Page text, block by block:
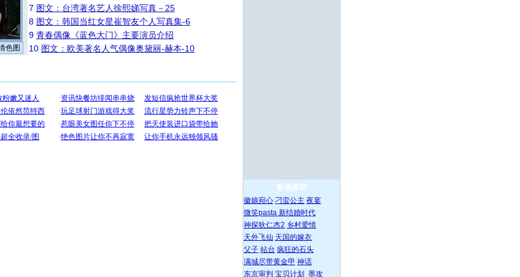
色图
7 图文：台湾著名艺人徐熙娣写真－25
8 图文：韩国当红女星崔智友个人写真集-6
9 青春偶像《蓝色大门》主要演员介绍
10 图文：欧美著名人气偶像奥黛丽-赫本-10
影视推荐
徽娘宛心 刁蛮公主 夜宴
微笑pasta 新结婚时代
神探狄仁杰2 乡村爱情
天外飞仙 天国的嫁衣
父子 站台 疯狂的石头
满城尽带黄金甲 神话
东京审判 宝贝计划
墨攻